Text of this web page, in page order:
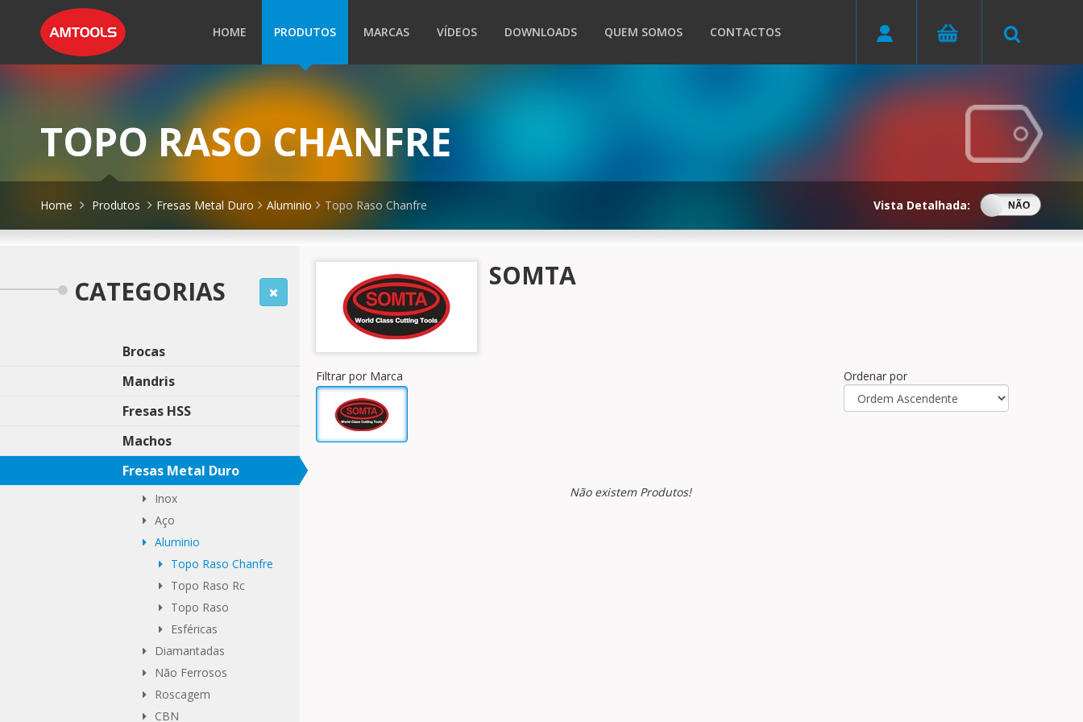
HOME PRODUTOS MARCAS VÍDEOS DOWNLOADS QUEM SOMOS CONTACTOS
TOPO RASO CHANFRE
Vista Detalhada:
SIM NÃO
Home Produtos Fresas Metal Duro Aluminio Topo Raso Chanfre
CATEGORIAS
Brocas
Mandris
Fresas HSS
Machos
Fresas Metal Duro
Inox
Aço
Aluminio
Topo Raso Chanfre
Topo Raso Rc
Topo Raso
Esféricas
Diamantadas
Não Ferrosos
Roscagem
CBN
SOMTA
Filtrar por Marca Ordenar por
Não existem Produtos!